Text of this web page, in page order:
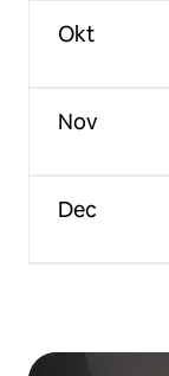
Okt
Nov
Dec